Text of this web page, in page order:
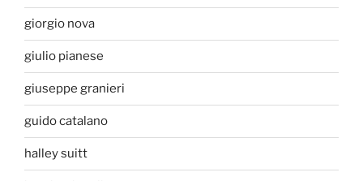
giorgio nova
giulio pianese
giuseppe granieri
guido catalano
halley suitt